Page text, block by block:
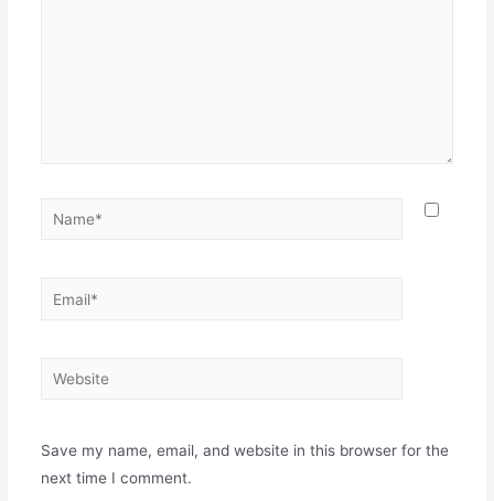
Name*
Email*
Website
Save my name, email, and website in this browser for the
next time I comment.